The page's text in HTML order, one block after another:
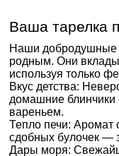
Ваша тарелка
Наши добродушные
родным. Они
используя только
Вкус детства:
домашние блинчики
вареньем.
Тепло печи: Аромат
сдобных булочек —
Дары моря: